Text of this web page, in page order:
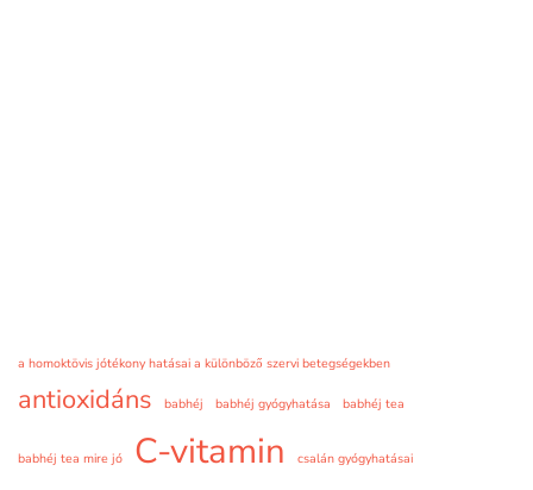
a homoktövis jótékony hatásai a különböző szervi betegségekben
antioxidáns babhéj babhéj gyógyhatása babhéj tea
babhéj tea mire jó C-vitamin csalán gyógyhatásai